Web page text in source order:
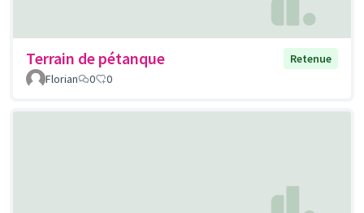
Terrain de pétanque
Retenue
Florian
0 0